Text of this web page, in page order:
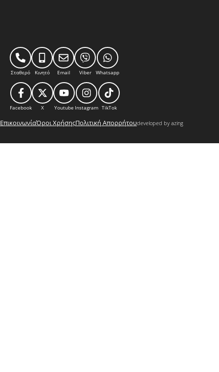
Σταθερό Κινητό Email Viber Whatsapp
Facebook X Youtube Instagram TikTok
ΕπικοινωνίαΌροι ΧρήσηςΠολιτική Απορρήτουdeveloped by azing